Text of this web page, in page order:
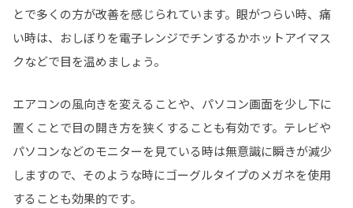
とで多くの方が改善を感じられています。眼がつらい時、痛
い時は、おしぼりを電子レンジでチンするかホットアイマス
クなどで目を温めましょう。
エアコンの風向きを変えることや、パソコン画面を少し下に
置くことで目の開き方を狭くすることも有効です。テレビや
パソコンなどのモニターを見ている時は無意識に瞬きが減少
しますので、そのような時にゴーグルタイプのメガネを使用
することも効果的です。